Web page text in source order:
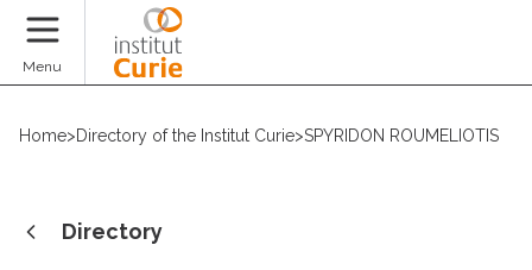
Menu
Home>Directory of the Institut Curie>SPYRIDON ROUMELIOTIS
Directory